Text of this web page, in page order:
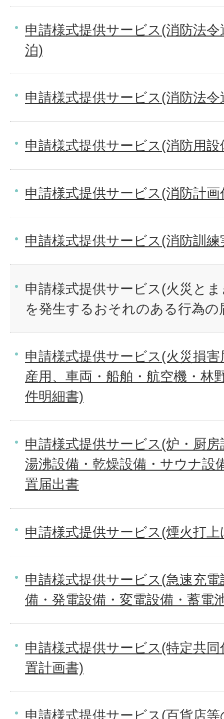
申請様式提供サービス(消防法
泊)
申請様式提供サービス(消防法
申請様式提供サービス(消防用
申請様式提供サービス(消防計
申請様式提供サービス(消防訓
申請様式提供サービス(火災と
を発生するおそれのある行為の
申請様式提供サービス(火災損
産用、車両・船舶・航空機・林
件明細書)
申請様式提供サービス(炉・厨
湯沸設備・乾燥設備・サウナ設
置届出書
申請様式提供サービス(煙火打
申請様式提供サービス(急速充
備・発電設備・変電設備・蓄電
申請様式提供サービス(特定共
置計画書)
申請様式提供サービス(百貨店